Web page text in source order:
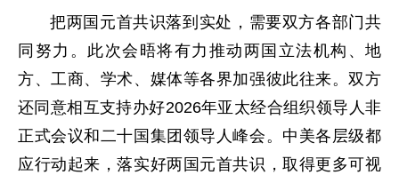
把两国元首共识落到实处，需要双方各部门共
同努力。此次会晤将有力推动两国立法机构、地
方、工商、学术、媒体等各界加强彼此往来。双方
还同意相互支持办好2026年亚太经合组织领导人非
正式会议和二十国集团领导人峰会。中美各层级都
应行动起来，落实好两国元首共识，取得更多可视